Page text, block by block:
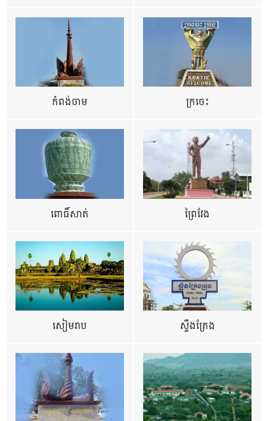
កំពង់ចាម ក្រចេះ
ពោធិ៍សាត់ ព្រៃវែង
សៀមរាប ស្ទឹងត្រែង